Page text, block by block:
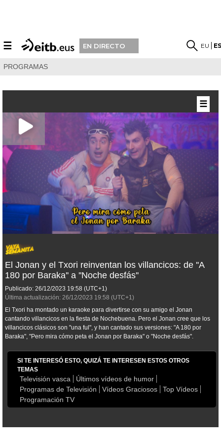
☰ EN DIRECTO EU
PROGRAMAS
El Jonan y el Txori reinventan los villancicos: de ''A
180 por Baraka'' a ''Noche desfás''
Publicado: 26/12/2023 19:58 (UTC+1)
Última actualización: 26/12/2023 19:58 (UTC+1)
El Txori ha montado un karaoke para divertirse con su amigo el Jonan
cantando villancicos en la fiesta de Nochebuena. Pero el Jonan cree que los
villancicos clásicos son "una ful", y han cantado sus versiones: "A 180 por
Baraka", "Pero mira cómo peta el Jonan por Baraka" o "Noche desfás".
SI TE INTERESÓ ESTO, QUIZÁ TE INTERESEN ESTOS OTROS
TEMAS
Televisión vasca
Últimos vídeos de humor
Programas de Televisión
Vídeos Graciosos
Top Vídeos
Programación TV
☰